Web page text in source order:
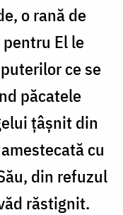
o rană de
El le
ce se
păcatele
țâșnit din
cu
din refuzul
răstignit.